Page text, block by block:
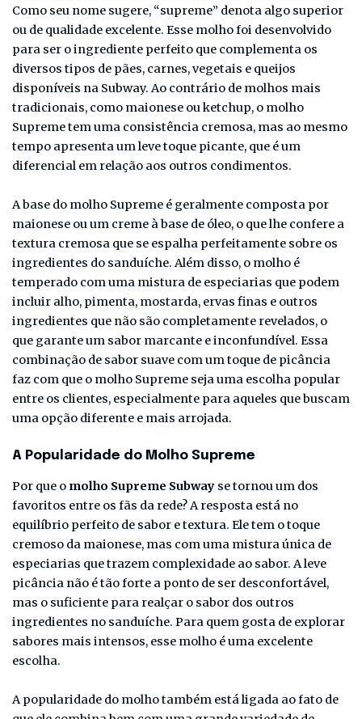
Como seu nome sugere, “supreme” denota algo superior
ou de qualidade excelente. Esse molho foi desenvolvido
para ser o ingrediente perfeito que complementa os
diversos tipos de pães, carnes, vegetais e queijos
disponíveis na Subway. Ao contrário de molhos mais
tradicionais, como maionese ou ketchup, o molho
Supreme tem uma consistência cremosa, mas ao mesmo
tempo apresenta um leve toque picante, que é um
diferencial em relação aos outros condimentos.
A base do molho Supreme é geralmente composta por
maionese ou um creme à base de óleo, o que lhe confere a
textura cremosa que se espalha perfeitamente sobre os
ingredientes do sanduíche. Além disso, o molho é
temperado com uma mistura de especiarias que podem
incluir alho, pimenta, mostarda, ervas finas e outros
ingredientes que não são completamente revelados, o
que garante um sabor marcante e inconfundível. Essa
combinação de sabor suave com um toque de picância
faz com que o molho Supreme seja uma escolha popular
entre os clientes, especialmente para aqueles que buscam
uma opção diferente e mais arrojada.
A Popularidade do Molho Supreme
Por que o molho Supreme Subway se tornou um dos
favoritos entre os fãs da rede? A resposta está no
equilíbrio perfeito de sabor e textura. Ele tem o toque
cremoso da maionese, mas com uma mistura única de
especiarias que trazem complexidade ao sabor. A leve
picância não é tão forte a ponto de ser desconfortável,
mas o suficiente para realçar o sabor dos outros
ingredientes no sanduíche. Para quem gosta de explorar
sabores mais intensos, esse molho é uma excelente
escolha.
A popularidade do molho também está ligada ao fato de